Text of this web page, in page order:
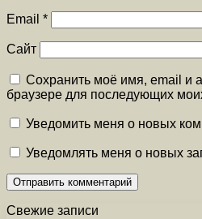
Email *
Сайт
Сохранить моё имя, email и
браузере для последующих
Уведомить меня о новых
Уведомлять меня о новых
Свежие записи